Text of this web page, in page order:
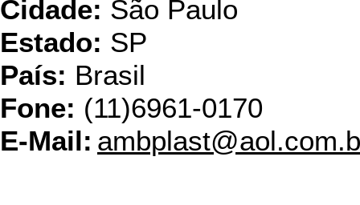
Cidade: São Paulo
Estado: SP
País: Brasil
Fone: (11)6961-0170
E-Mail: